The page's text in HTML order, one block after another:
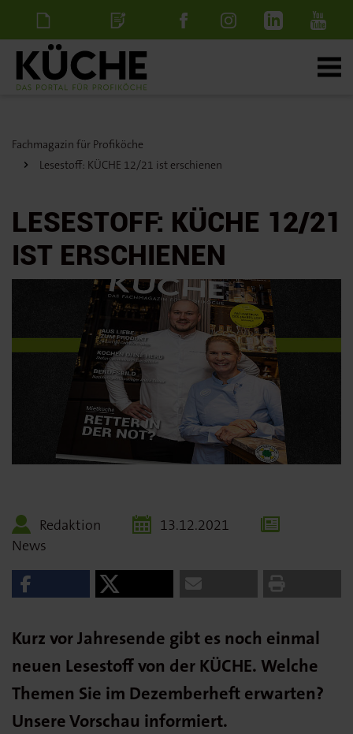
NewsletterStellenanzeige
Fachmagazin für Profiköche
Lesestoff: KÜCHE 12/21 ist erschienen
LESESTOFF: KÜCHE 12/21
IST ERSCHIENEN
Redaktion
13.12.2021
News
Kurz vor Jahresende gibt es noch einmal
neuen Lesestoff von der KÜCHE. Welche
Themen Sie im Dezemberheft erwarten?
Unsere Vorschau informiert.